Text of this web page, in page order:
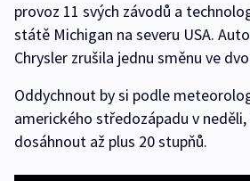
provoz 11 svých závodů a
státě Michigan na severu USA.
Chrysler zrušila jednu směnu ve
Oddychnout by si podle
amerického středozápadu v
dosáhnout až plus 20 stupňů.